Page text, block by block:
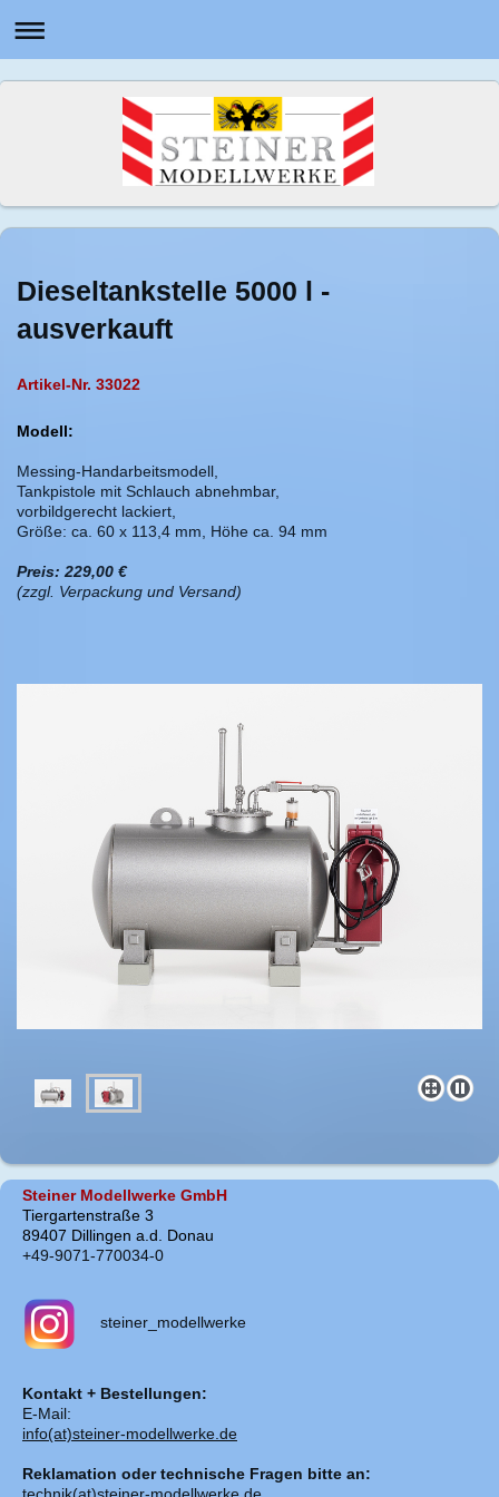
Dieseltankstelle 5000 l -
ausverkauft
Artikel-Nr. 33022
Modell:
Messing-Handarbeitsmodell,
Tankpistole mit Schlauch abnehmbar,
vorbildgerecht lackiert,
Größe: ca. 60 x 113,4 mm, Höhe ca. 94 mm
Preis: 229,00 €
(zzgl. Verpackung und Versand)
Steiner Modellwerke GmbH
Tiergartenstraße 3
89407 Dillingen a.d. Donau
+49-9071-770034-0
steiner_modellwerke
Kontakt + Bestellungen:
E-Mail:
info(at)steiner-modellwerke.de
Reklamation oder technische Fragen bitte an: